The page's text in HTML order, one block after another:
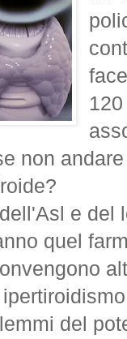
non
e del
quel
del